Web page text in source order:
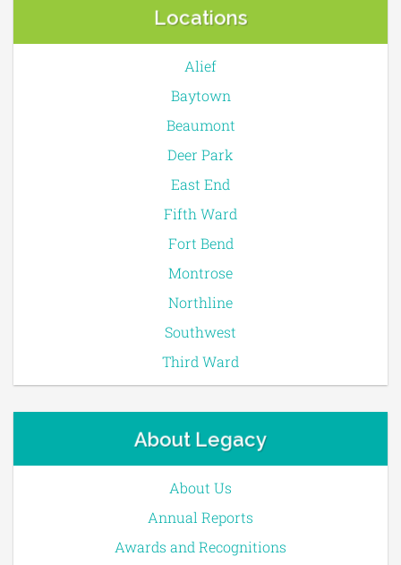
Locations
Alief
Baytown
Beaumont
Deer Park
East End
Fifth Ward
Fort Bend
Montrose
Northline
Southwest
Third Ward
About Legacy
About Us
Annual Reports
Awards and Recognitions